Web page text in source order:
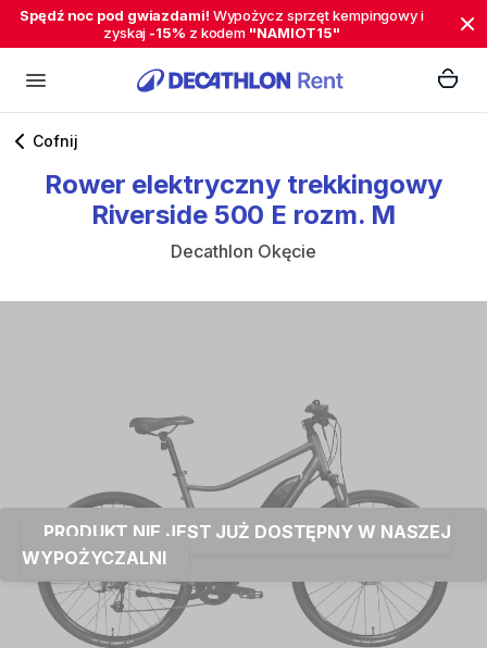
Spędź noc pod gwiazdami! Wypożycz sprzęt kempingowy i
zyskaj -15% z kodem "NAMIOT15"
Cofnij
Rower elektryczny trekkingowy
Riverside 500 E rozm. M
Decathlon Okęcie
PRODUKT NIE JEST JUŻ DOSTĘPNY W NASZEJ
WYPOŻYCZALNI